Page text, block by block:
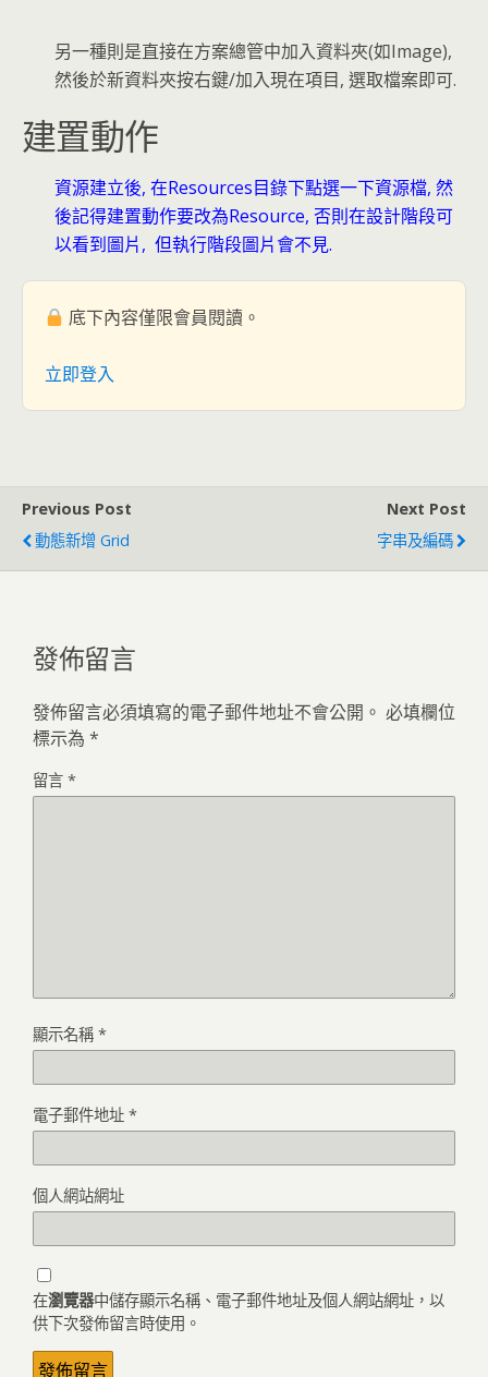
另一種則是直接在方案總管中加入資料夾(如Image),
然後於新資料夾按右鍵/加入現在項目, 選取檔案即可.
建置動作
資源建立後, 在Resources目錄下點選一下資源檔, 然
後記得建置動作要改為Resource, 否則在設計階段可
以看到圖片, 但執行階段圖片會不見.
底下內容僅限會員閱讀。
立即登入
Previous Post
動態新增 Grid
Next Post
字串及編碼
發佈留言
發佈留言必須填寫的電子郵件地址不會公開。 必填欄位
標示為 *
留言 *
顯示名稱 *
電子郵件地址 *
個人網站網址
在瀏覽器中儲存顯示名稱、電子郵件地址及個人網站網址，以
供下次發佈留言時使用。